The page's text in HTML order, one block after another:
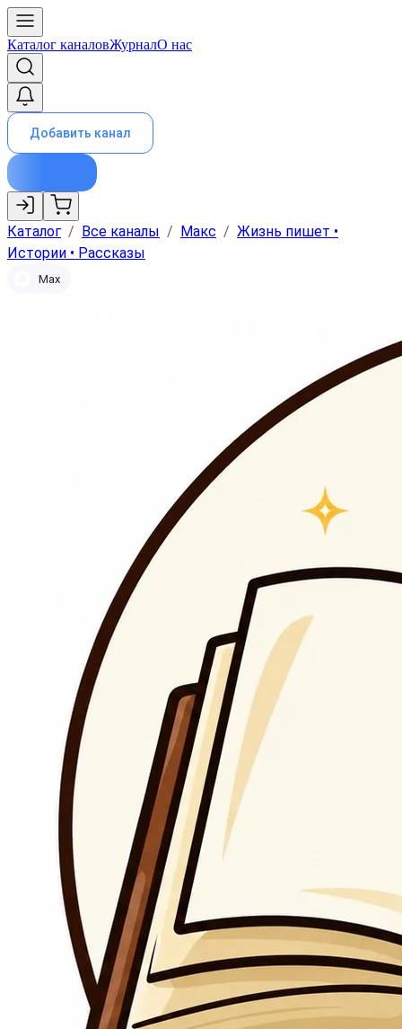
Каталог каналовЖурналО нас
Добавить канал
Каталог / Все каналы / Макс / Жизнь пишет •
Истории • Рассказы
Max